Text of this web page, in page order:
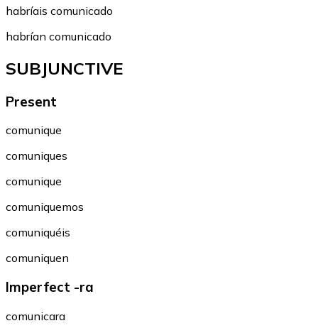
habríais comunicado
habrían comunicado
SUBJUNCTIVE
Present
comunique
comuniques
comunique
comuniquemos
comuniquéis
comuniquen
Imperfect -ra
comunicara